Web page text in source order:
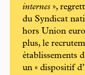
internes »,
du Syndicat
hors Union
plus, le
établissements
un « dispositif